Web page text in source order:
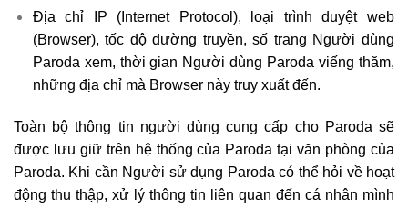
Địa chỉ IP (Internet Protocol), loại trình duyệt web
(Browser), tốc độ đường truyền, số trang Người dùng
Paroda xem, thời gian Người dùng Paroda viếng thăm,
những địa chỉ mà Browser này truy xuất đến.
Toàn bộ thông tin người dùng cung cấp cho Paroda sẽ
được lưu giữ trên hệ thống của Paroda tại văn phòng của
Paroda. Khi cần Người sử dụng Paroda có thể hỏi về hoạt
động thu thập, xử lý thông tin liên quan đến cá nhân mình